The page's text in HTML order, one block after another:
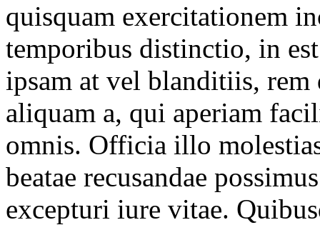
quisquam exercitationem
temporibus distinctio, in
ipsam at vel blanditiis,
aliquam a, qui aperiam
omnis. Officia illo
beatae recusandae
excepturi iure vitae.